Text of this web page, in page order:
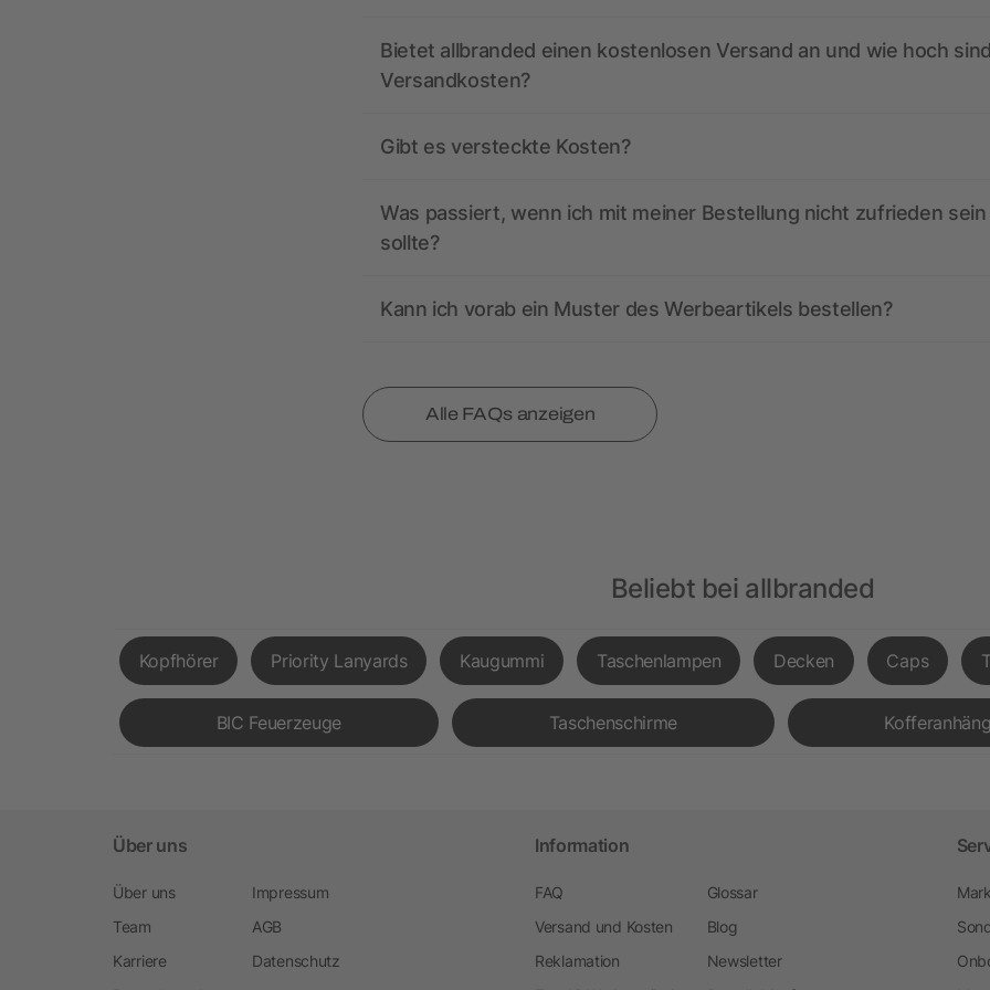
Bietet allbranded einen kostenlosen Versand an und wie hoch
Versandkosten?
Gibt es versteckte Kosten?
Was passiert, wenn ich mit meiner Bestellung nicht zufrieden sein
sollte?
Kann ich vorab ein Muster des Werbeartikels bestellen?
Alle FAQs anzeigen
Beliebt bei allbranded
Kopfhörer Priority Lanyards Kaugummi Taschenlampen Decken Caps
BIC Feuerzeuge Taschenschirme
Über uns
Über uns
Team
Karriere
Impressum
AGB
Datenschutz
Information
FAQ
Versand und Kosten
Reklamation
Glossar
Blog
Newsletter